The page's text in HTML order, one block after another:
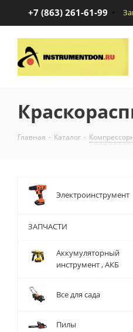
+7 (863) 261-61-99
Главная - Каталог -
Электроинструмент
ЗАПЧАСТИ
Аккумуляторный
инструмент , АКБ
Все для сада
Пилы